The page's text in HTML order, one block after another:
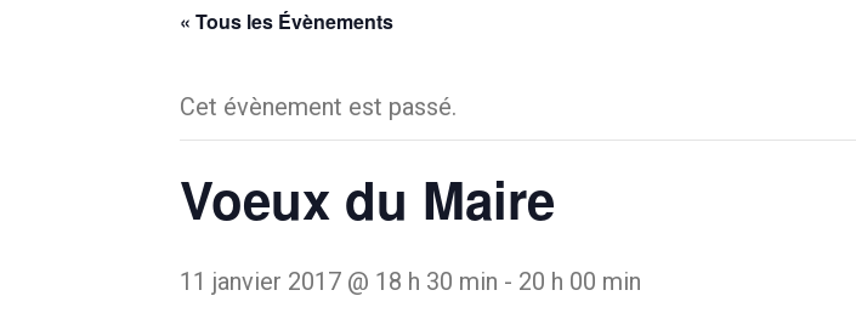
« Tous les Évènements
Cet évènement est passé.
Voeux du Maire
11 janvier 2017 @ 18 h 30 min - 20 h 00 min